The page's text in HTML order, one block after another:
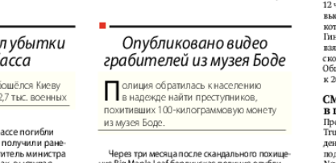
iDEAL Карьера
КП в Европе КП Испания
Kulinar TV Kurorte aktuell